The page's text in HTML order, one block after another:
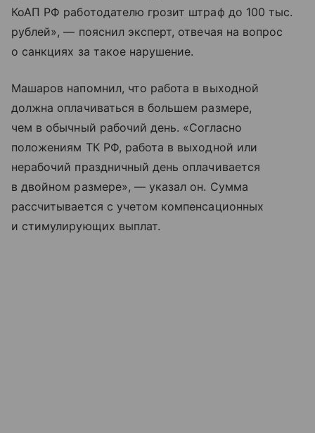
КоАП РФ работодателю грозит штраф до 100 тыс.
рублей», — пояснил эксперт, отвечая на вопрос
о санкциях за такое нарушение.
Машаров напомнил, что работа в выходной
должна оплачиваться в большем размере,
чем в обычный рабочий день. «Согласно
положениям ТК РФ, работа в выходной или
нерабочий праздничный день оплачивается
в двойном размере», — указал он. Сумма
рассчитывается с учетом компенсационных
и стимулирующих выплат.